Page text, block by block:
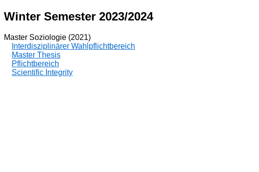
Winter Semester 2023/2024
Master Soziologie (2021)
Interdisziplinärer Wahlpflichtbereich
Master Thesis
Pflichtbereich
Scientific Integrity